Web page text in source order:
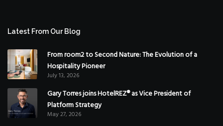
Latest From Our Blog
From room2 to Second Nature: The Evolution of a
Hospitality Pioneer
July 13, 2026
Gary Torres joins HotelREZ® as Vice President of
Platform Strategy
May 27, 2026